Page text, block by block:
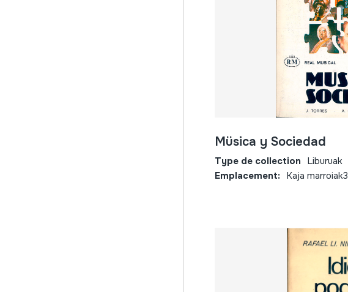
Müsica y Sociedad
Type de collection Liburuak
Emplacement: Kaja marroiak3